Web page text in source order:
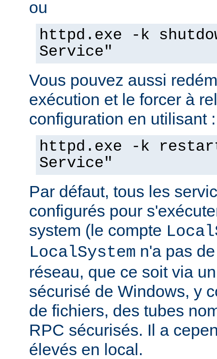
ou
httpd.exe -k
Service"
Vous pouvez aussi
exécution et le forcer à
configuration en utilisant :
httpd.exe -k
Service"
Par défaut, tous les
configurés pour
system (le compte
LocalSystem n'a pas
réseau, que ce soit via
sécurisé de Windows, y
de fichiers, des tubes
RPC sécurisés. Il a
élevés en local.